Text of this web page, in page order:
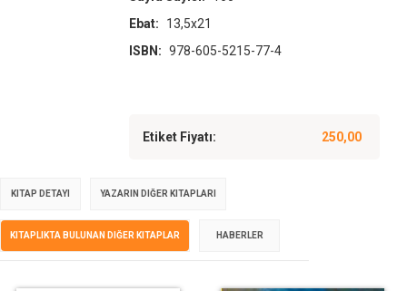
Ebat:
13,5x21
ISBN: 978-605-5215-77-4
Etiket Fiyatı: 250,00
KITAP DETAYI YAZARIN DIĞER KITAPLARI
KITAPLIKTA BULUNAN DIĞER KITAPLAR HABERLER